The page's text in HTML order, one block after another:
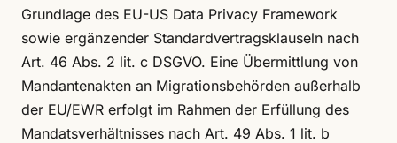
Grundlage des EU-US Data Privacy Framework
sowie ergänzender Standardvertragsklauseln nach
Art. 46 Abs. 2 lit. c DSGVO. Eine Übermittlung von
Mandantenakten an Migrationsbehörden außerhalb
der EU/EWR erfolgt im Rahmen der Erfüllung des
Mandatsverhältnisses nach Art. 49 Abs. 1 lit. b